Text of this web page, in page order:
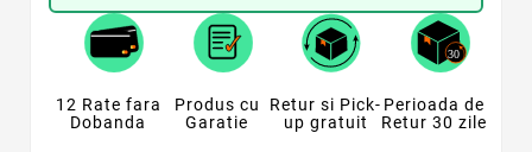
12 Rate fara
Dobanda
Produs cu
Garatie
Retur si Pick-
up gratuit
Perioada de
Retur 30 zile